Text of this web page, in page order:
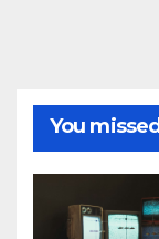
You missed